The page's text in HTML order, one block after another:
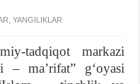
,YANGILIKLAR
tadqiqot markazi
– maʼrifat” gʻoyasi